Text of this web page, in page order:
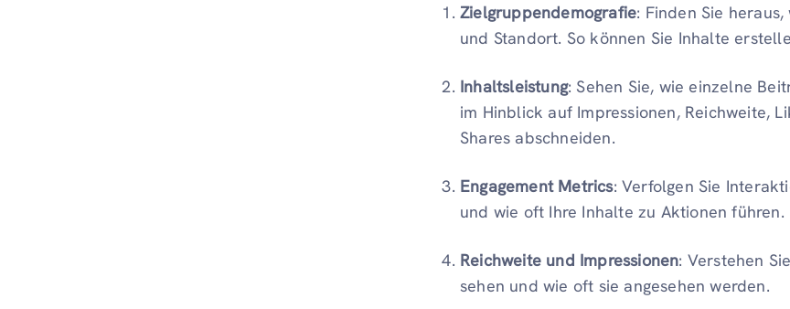
Zielgruppendemografie: Finden Sie
und Standort. So können Sie Inhalte
Inhaltsleistung: Sehen Sie, wie einzelne
im Hinblick auf Impressionen, Reichweite,
Shares abschneiden.
Engagement Metrics: Verfolgen Sie
und wie oft Ihre Inhalte zu Aktionen führen.
Reichweite und Impressionen: Verstehen
sehen und wie oft sie angesehen werden.